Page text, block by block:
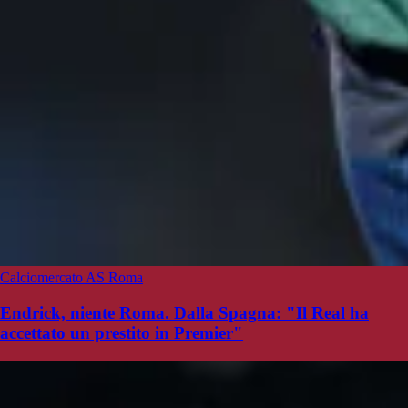
Calciomercato AS Roma
Endrick, niente Roma. Dalla Spagna: "Il Real ha
accettato un prestito in Premier"